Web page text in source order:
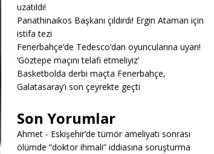
uzatıldı!
Panathinaikos Başkanı çıldırdı! Ergin Ataman için
istifa tezi
Fenerbahçe’de Tedesco’dan oyuncularına uyarı!
‘Göztepe maçını telafi etmeliyiz’
Basketbolda derbi maçta Fenerbahçe,
Galatasaray’ı son çeyrekte geçti
Son Yorumlar
Ahmet- Eskişehir’de tümör ameliyatı sonrası
ölümde “doktor ihmali” iddiasına soruşturma